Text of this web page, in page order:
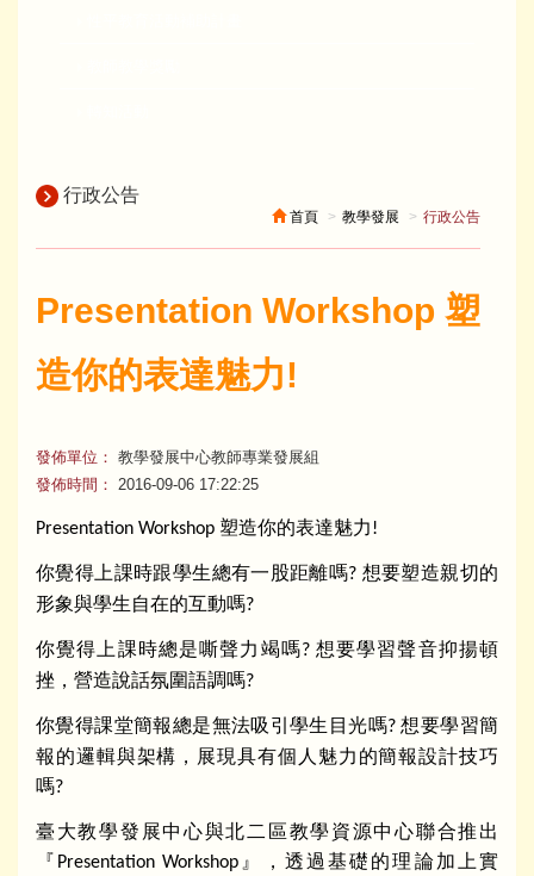
行政公告
首頁 教學發展 行政公告
Presentation Workshop 塑
造你的表達魅力!
發佈單位： 教學發展中心教師專業發展組
發佈時間：
2016-09-06 17:22:25
Presentation Workshop 塑造你的表達魅力!
你覺得上課時跟學生總有一股距離嗎? 想要塑造親切的
形象與學生自在的互動嗎?
你覺得上課時總是嘶聲力竭嗎? 想要學習聲音抑揚頓
挫，營造說話氛圍語調嗎?
你覺得課堂簡報總是無法吸引學生目光嗎?想要學習簡
報的邏輯與架構，展現具有個人魅力的簡報設計技巧
嗎?
臺大教學發展中心與北二區教學資源中心聯合推出
『 Presentation Workshop 』，透過基礎的理論加上實